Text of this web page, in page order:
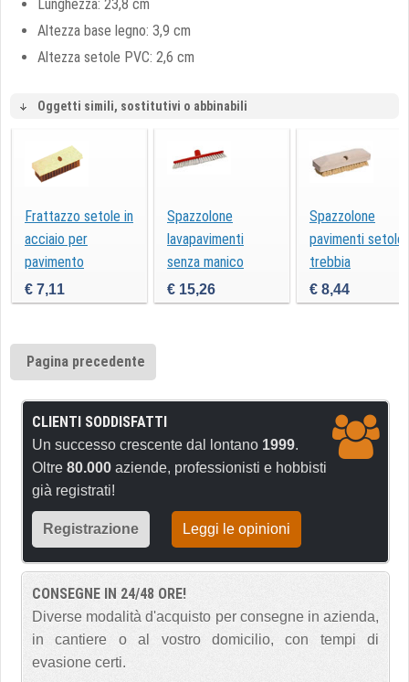
Lunghezza: 23,8 cm
Altezza base legno: 3,9 cm
Altezza setole PVC: 2,6 cm
Oggetti simili, sostitutivi o abbinabili
Frattazzo setole in
acciaio per
pavimento
€ 7,11
Spazzolone
lavapavimenti
senza manico
€ 15,26
Spazzolone
pavimenti setole
trebbia
€ 8,44
Pagina precedente
CLIENTI SODDISFATTI
Un successo crescente dal lontano 1999.
Oltre 80.000 aziende, professionisti e hobbisti
già registrati!
Registrazione Leggi le opinioni
CONSEGNE IN 24/48 ORE!
Diverse modalità d'acquisto per consegne in azienda,
in cantiere o al vostro domicilio, con tempi di
evasione certi.